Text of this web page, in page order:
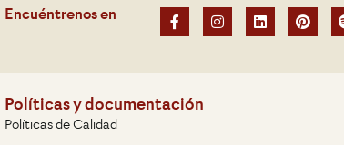
Encuéntrenos en
Políticas y documentación
Políticas de Calidad